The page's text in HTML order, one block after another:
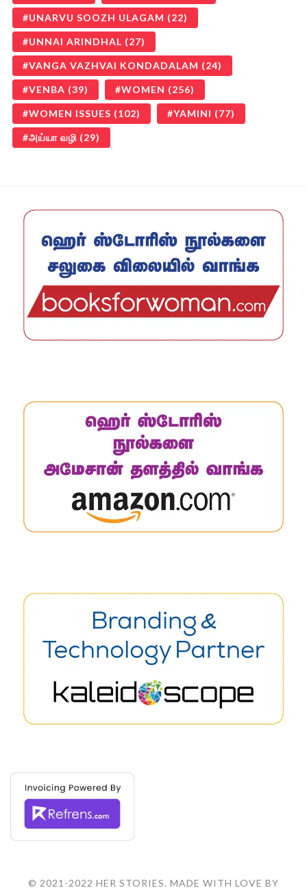
UNARVU SOOZH ULAGAM (22)
UNNAI ARINDHAL (27)
VANGA VAZHVAI KONDADALAM (24)
VENBA (39) WOMEN (256)
WOMEN ISSUES (102) YAMINI (77)
அய்யா வழி (29)
© 2021-2022 HER STORIES. MADE WITH LOVE BY